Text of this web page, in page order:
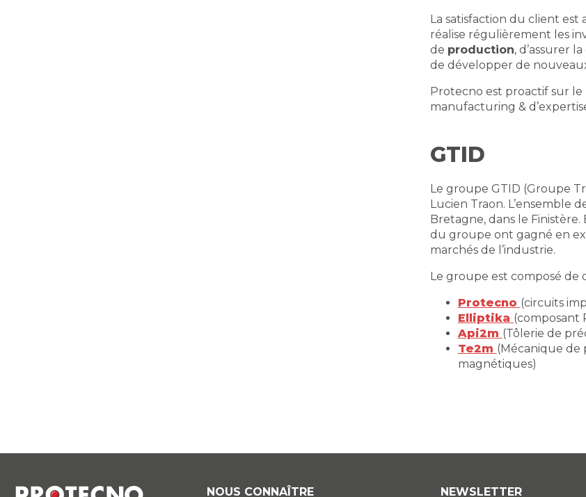
La satisfaction du client
réalise régulièrement les
de production, d’assurer
de développer de
Protecno est proactif sur le
manufacturing &
GTID
Le groupe GTID (Groupe
Lucien Traon. L’ensemble
Bretagne, dans le
du groupe ont gagné en
marchés de l’industrie.
Le groupe est composé de
Protecno (circuits
Elliptika (composant
Api2m (Tôlerie de
Te2m (Mécanique de
magnétiques)
NOUS CONNAÎTRE NEWSLETTER